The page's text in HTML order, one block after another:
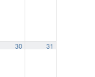
30 31